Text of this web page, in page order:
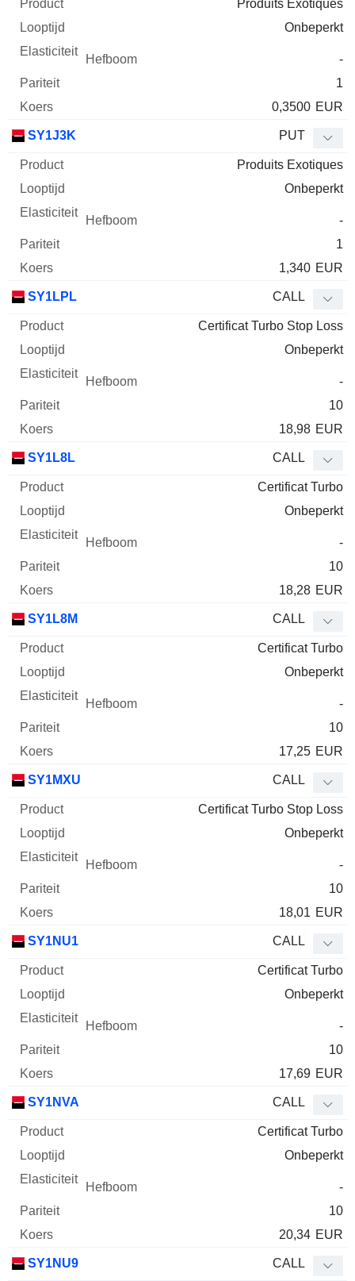
Produits Exotiques
Onbeperkt
-
1
0,3500 EUR
SY1J3K PUT
Produits Exotiques
Onbeperkt
-
1
1,340 EUR
SY1LPL CALL
Certificat Turbo Stop Loss
Onbeperkt
-
10
18,98 EUR
SY1L8L CALL
Certificat Turbo
Onbeperkt
-
10
18,28 EUR
SY1L8M CALL
Certificat Turbo
Onbeperkt
-
10
17,25 EUR
SY1MXU CALL
Certificat Turbo Stop Loss
Onbeperkt
-
10
18,01 EUR
SY1NU1 CALL
Certificat Turbo
Onbeperkt
-
10
17,69 EUR
SY1NVA CALL
Certificat Turbo
Onbeperkt
-
10
20,34 EUR
SY1NU9 CALL